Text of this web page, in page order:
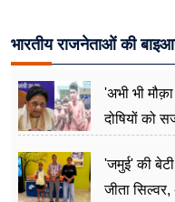
भारतीय राजनेताओं की
'अभी भी
दोषियों को
'जमुई' की
जीता